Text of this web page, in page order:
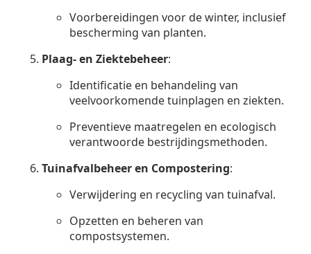
Voorbereidingen voor de winter, inclusief
bescherming van planten.
Plaag- en Ziektebeheer:
Identificatie en behandeling van
veelvoorkomende tuinplagen en ziekten.
Preventieve maatregelen en ecologisch
verantwoorde bestrijdingsmethoden.
Tuinafvalbeheer en Compostering:
Verwijdering en recycling van tuinafval.
Opzetten en beheren van
compostsystemen.